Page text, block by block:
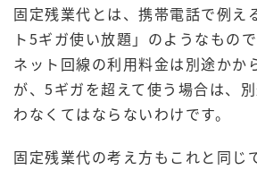
固定残業代とは、携帯電話で例え
ト5ギガ使い放題」のようなもの
ネット回線の利用料金は別途かか
が、5ギガを超えて使う場合は、
わなくてはならないわけです。
固定残業代の考え方もこれと同じ